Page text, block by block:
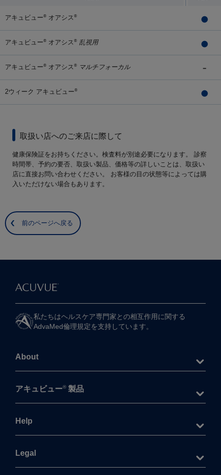
アキュビュー® オアシス ®
アキュビュー® オアシス ® 乱視用
アキュビュー® オアシス ® マルチフォーカル
2ウィーク アキュビュー®
取扱い店へのご来店に際して
健康保険証をお持ちください。検査料が別途必要になります。 診察
時間帯、予約の要否、取扱い製品、価格等の詳しいことは、取扱い
店に直接お問い合わせください。 お客様の目の状態等によっては購
入いただけない場合もあります。
前のページへ戻る
私たちは​ヘルスケア専門家との​相互作用に​関する​
AdvaMed倫理規定を​支持しています。
About
アキュビュー® 製品
Help
Legal